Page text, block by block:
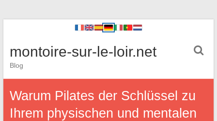
montoire-sur-le-loir.net
Blog
Warum Pilates der Schlüssel zu
Ihrem physischen und mentalen